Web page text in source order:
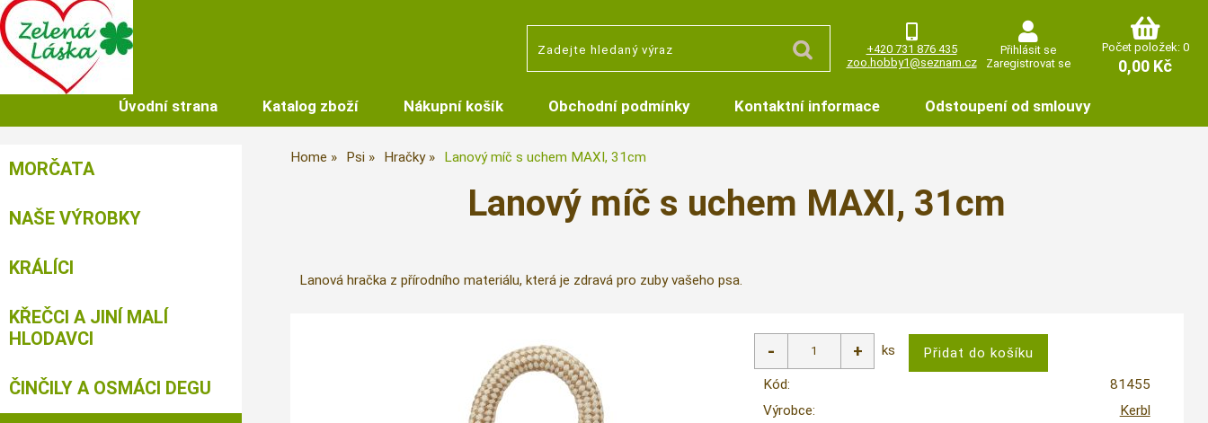
+420 731 876 435
zoo.hobby1@seznam.cz
Přihlásit se
Zaregistrovat se
Počet položek: 0
0,00 Kč
Úvodní strana Katalog zboží Nákupní košík Obchodní podmínky Kontaktní informace Odstoupení od smlouvy
Home Psi Hračky Lanový míč s uchem MAXI, 31cm
Lanový míč s uchem MAXI, 31cm
Lanová hračka z přírodního materiálu, která je zdravá pro zuby vašeho psa.
ks
Kód:
81455
Výrobce:
Kerbl
MORČATA
NAŠE VÝROBKY
KRÁLÍCI
KŘEČCI A JINÍ MALÍ
HLODAVCI
ČINČILY A OSMÁCI DEGU